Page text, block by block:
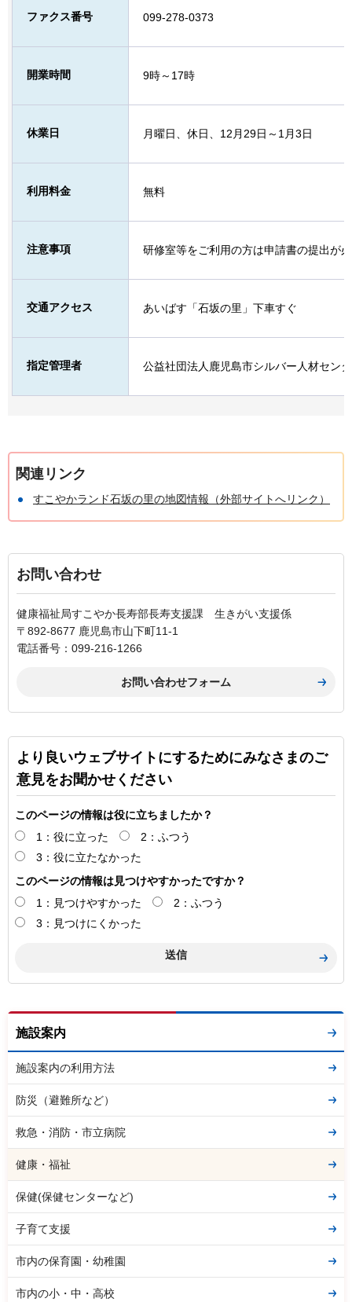
ファクス番号 099-278-0373
開業時間 9時～17時
休業日 月曜日、休日、12月29日～1月3日
利用料金 無料
注意事項 研修室等をご利用の方は申請書の提出が
交通アクセス あいばす「石坂の里」下車すぐ
指定管理者 公益社団法人鹿児島市シルバー人材セン
関連リンク
すこやかランド石坂の里の地図情報（外部サイトへリンク）
お問い合わせ
健康福祉局すこやか長寿部長寿支援課 生きがい支援係
〒892-8677 鹿児島市山下町11-1
電話番号：099-216-1266
より良いウェブサイトにするためにみなさまのご
意見をお聞かせください
このページの情報は役に立ちましたか？
1：役に立った
2：ふつう
3：役に立たなかった
このページの情報は見つけやすかったですか？
1：見つけやすかった
2：ふつう
3：見つけにくかった
施設案内
施設案内の利用方法
防災（避難所など）
救急・消防・市立病院
健康・福祉
保健(保健センターなど)
子育て支援
市内の保育園・幼稚園
市内の小・中・高校